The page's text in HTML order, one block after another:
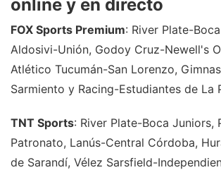
online y en directo
FOX Sports Premium: River Plate-
Aldosivi-Unión, Godoy Cruz-Newell's
Atlético Tucumán-San Lorenzo,
Sarmiento y Racing-Estudiantes de La
TNT Sports: River Plate-Boca Juniors,
Patronato, Lanús-Central Córdoba,
de Sarandí, Vélez Sarsfield-